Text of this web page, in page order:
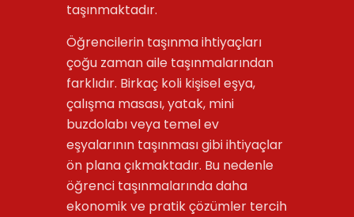
taşınmaktadır.
Öğrencilerin taşınma ihtiyaçları
çoğu zaman aile taşınmalarından
farklıdır. Birkaç koli kişisel eşya,
çalışma masası, yatak, mini
buzdolabı veya temel ev
eşyalarının taşınması gibi ihtiyaçlar
ön plana çıkmaktadır. Bu nedenle
öğrenci taşınmalarında daha
ekonomik ve pratik çözümler tercih